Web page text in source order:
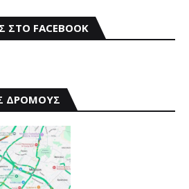
FACEBOOK
ΔΡΟΜΟΥΣ